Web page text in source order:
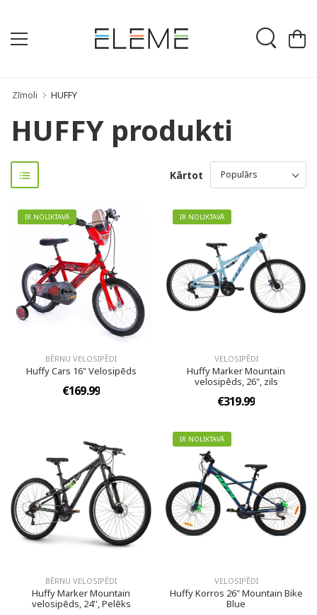
Zīmoli HUFFY
HUFFY produkti
Kārtot
IR NOLIKTAVĀ
BĒRNU VELOSIPĒDI
Huffy Cars 16" Velosipēds
€169.99
IR NOLIKTAVĀ
VELOSIPĒDI
Huffy Marker Mountain
velosipēds, 26", zils
€319.99
BĒRNU VELOSIPĒDI
Huffy Marker Mountain
velosipēds, 24'', Pelēks
IR NOLIKTAVĀ
VELOSIPĒDI
Huffy Korros 26" Mountain Bike
Blue